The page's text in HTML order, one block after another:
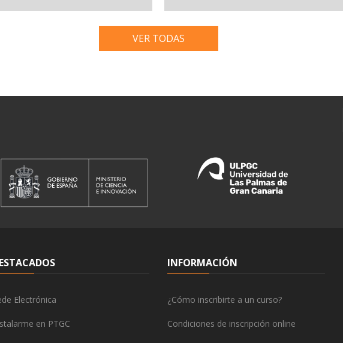
VER TODAS
Electrónica
en PTGC
INFORMACIÓN
¿Cómo inscribirte a un curso?
Condiciones de inscripción online